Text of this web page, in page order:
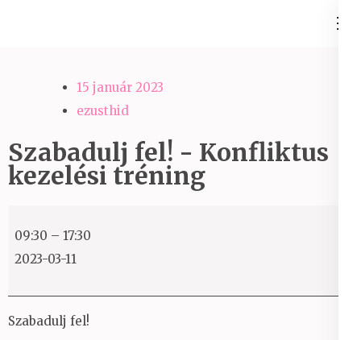
15 január 2023
ezusthid
Szabadulj fel! - Konfliktus
kezelési tréning
fel!
09:30 – 17:30
2023-03-11
Szabadulj fel!